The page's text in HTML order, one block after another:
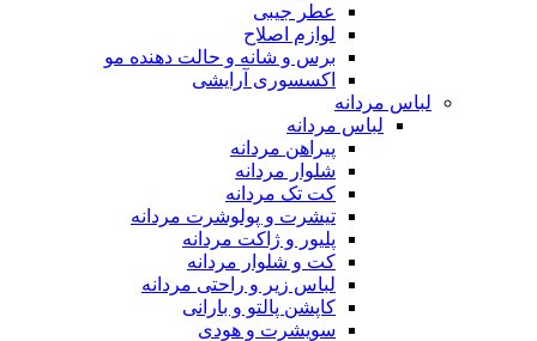
عطر جیبی
لوازم اصلاح
برس و شانه و حالت دهنده مو
اکسسوری آرایشی
لباس مردانه
لباس مردانه
پیراهن مردانه
شلوار مردانه
کت تک مردانه
تیشرت و پولوشرت مردانه
پلیور و ژاکت مردانه
کت و شلوار مردانه
لباس زیر و راحتی مردانه
کاپشن پالتو و بارانی
سویشرت و هودی